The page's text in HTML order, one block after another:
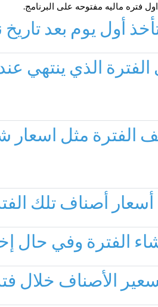
فتره ماليه مفتوحه على البرنامج.
أول يوم بعد تاريخ
الذي ينتهي
أصناف تلك
الفترة وفي حال
الأصناف خلال